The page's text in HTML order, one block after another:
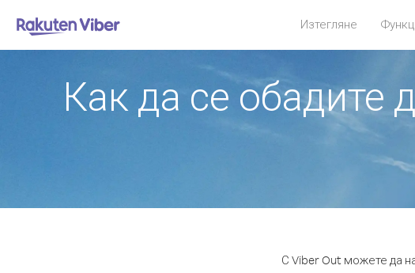
Изтегляне
Как да се обадите
С Viber Out можете да